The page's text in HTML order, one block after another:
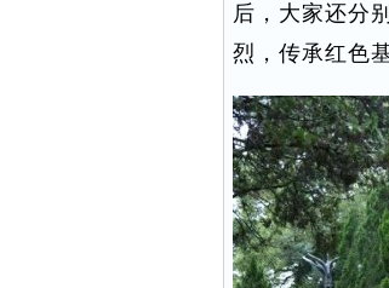
后，大家还分
烈，传承红色